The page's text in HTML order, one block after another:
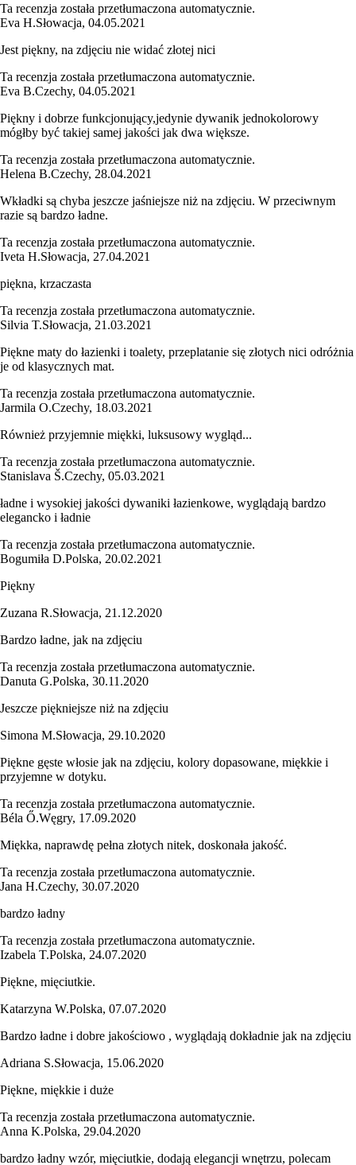
Ta recenzja została przetłumaczona automatycznie.
Eva H.Słowacja, 04.05.2021
Jest piękny, na zdjęciu nie widać złotej nici
Ta recenzja została przetłumaczona automatycznie.
Eva B.Czechy, 04.05.2021
Piękny i dobrze funkcjonujący,jedynie dywanik jednokolorowy
mógłby być takiej samej jakości jak dwa większe.
Ta recenzja została przetłumaczona automatycznie.
Helena B.Czechy, 28.04.2021
Wkładki są chyba jeszcze jaśniejsze niż na zdjęciu. W przeciwnym
razie są bardzo ładne.
Ta recenzja została przetłumaczona automatycznie.
Iveta H.Słowacja, 27.04.2021
piękna, krzaczasta
Ta recenzja została przetłumaczona automatycznie.
Silvia T.Słowacja, 21.03.2021
Piękne maty do łazienki i toalety, przeplatanie się złotych nici odróżnia
je od klasycznych mat.
Ta recenzja została przetłumaczona automatycznie.
Jarmila O.Czechy, 18.03.2021
Również przyjemnie miękki, luksusowy wygląd...
Ta recenzja została przetłumaczona automatycznie.
Stanislava Š.Czechy, 05.03.2021
ładne i wysokiej jakości dywaniki łazienkowe, wyglądają bardzo
elegancko i ładnie
Ta recenzja została przetłumaczona automatycznie.
Bogumiła D.Polska, 20.02.2021
Piękny
Zuzana R.Słowacja, 21.12.2020
Bardzo ładne, jak na zdjęciu
Ta recenzja została przetłumaczona automatycznie.
Danuta G.Polska, 30.11.2020
Jeszcze piękniejsze niż na zdjęciu
Simona M.Słowacja, 29.10.2020
Piękne gęste włosie jak na zdjęciu, kolory dopasowane, miękkie i
przyjemne w dotyku.
Ta recenzja została przetłumaczona automatycznie.
Béla Ő.Węgry, 17.09.2020
Miękka, naprawdę pełna złotych nitek, doskonała jakość.
Ta recenzja została przetłumaczona automatycznie.
Jana H.Czechy, 30.07.2020
bardzo ładny
Ta recenzja została przetłumaczona automatycznie.
Izabela T.Polska, 24.07.2020
Piękne, mięciutkie.
Katarzyna W.Polska, 07.07.2020
Bardzo ładne i dobre jakościowo , wyglądają dokładnie jak na zdjęciu
Adriana S.Słowacja, 15.06.2020
Piękne, miękkie i duże
Ta recenzja została przetłumaczona automatycznie.
Anna K.Polska, 29.04.2020
bardzo ładny wzór, mięciutkie, dodają elegancji wnętrzu, polecam